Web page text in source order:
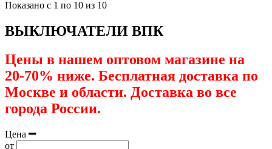
Показано с 1 по 10 из 10
ВЫКЛЮЧАТЕЛИ ВПК
Цены в нашем оптовом магазине на
20-70% ниже. Бесплатная доставка по
Москве и области. Доставка во все
города России.
Цена
от